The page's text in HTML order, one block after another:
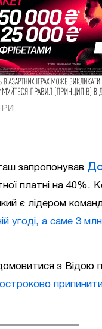
запропонував
платні на 40%.
є лідером
угоді, а саме 3
з Відою